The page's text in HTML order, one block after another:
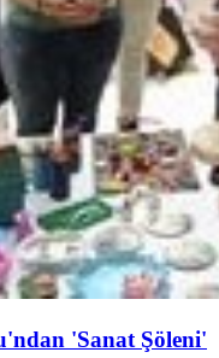
'Sanat Şöleni'